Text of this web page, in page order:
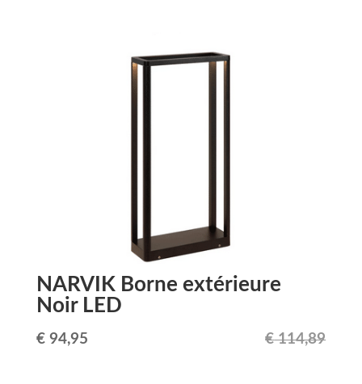
NARVIK Borne extérieure
Noir LED
€114,89
Le
€94,95Le